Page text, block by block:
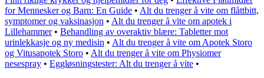
for Mennesker og Barn: En Guide • Alt du trenger å vite om flåttbitt,
symptomer og vaksinasjon • Alt du trenger å vite om apotek i
Lillehammer• Behandling av overaktiv blære: Tabletter mot
urinlekkasje og ny medisin • Alt du trenger å vite om Apotek Storo
og Vitusapotek Storo • Alt du trenger å vite om Physiomer
nesespray • Eggløsningstester: Alt du trenger å vite •